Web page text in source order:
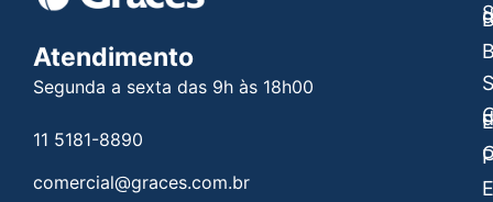
Atendimento
Segunda a sexta das 9h às 18h00
11 5181-8890
comercial@graces.com.br